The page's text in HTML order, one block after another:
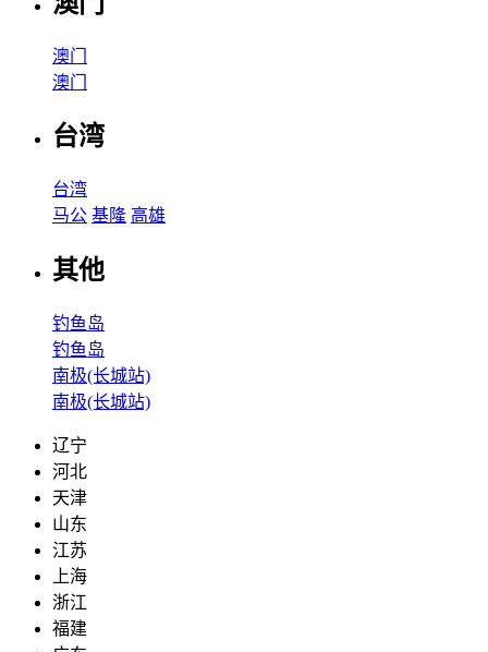
澳门
澳门
台湾
台湾
马公 基隆 高雄
其他
钓鱼岛
钓鱼岛
南极(长城站)
南极(长城站)
辽宁
河北
天津
山东
江苏
上海
浙江
福建